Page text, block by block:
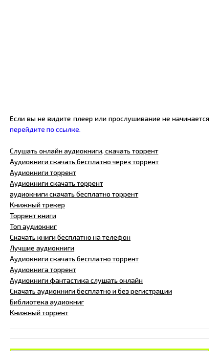
Если вы не видите плеер или прослушивание не начинается
перейдите по ссылке.
Слушать онлайн аудиокниги, скачать торрент
Аудиокниги скачать бесплатно через торрент
Аудиокниги торрент
Аудиокниги скачать торрент
аудиокниги скачать бесплатно торрент
Книжный трекер
Торрент книги
Топ аудиокниг
Скачать книги бесплатно на телефон
Лучшие аудиокниги
Аудиокниги скачать бесплатно торрент
Аудиокнига торрент
Аудиокниги фантастика слушать онлайн
Скачать аудиокниги бесплатно и без регистрации
Библиотека аудиокниг
Книжный торрент